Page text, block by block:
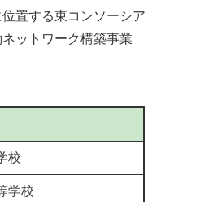
置する東コンソーシア
ットワーク構築事業
校​​
学校